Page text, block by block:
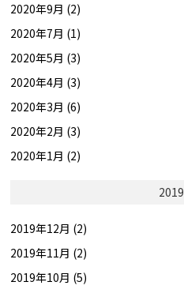
2020年9月 (2)
2020年7月 (1)
2020年5月 (3)
2020年4月 (3)
2020年3月 (6)
2020年2月 (3)
2020年1月 (2)
2019年12月 (2)
2019年11月 (2)
2019年10月 (5)